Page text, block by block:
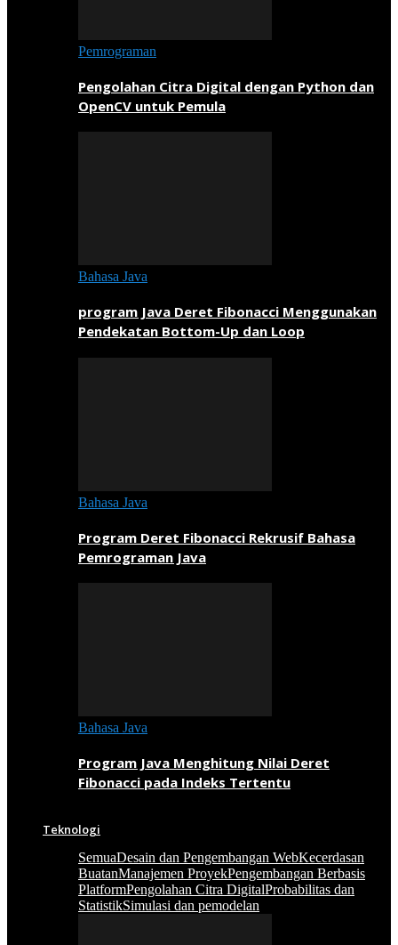
Pemrograman
Pengolahan Citra Digital dengan Python dan
OpenCV untuk Pemula
Bahasa Java
program Java Deret Fibonacci Menggunakan
Pendekatan Bottom-Up dan Loop
Bahasa Java
Program Deret Fibonacci Rekrusif Bahasa
Pemrograman Java
Bahasa Java
Program Java Menghitung Nilai Deret
Fibonacci pada Indeks Tertentu
Teknologi
SemuaDesain dan Pengembangan WebKecerdasan
BuatanManajemen ProyekPengembangan Berbasis
PlatformPengolahan Citra DigitalProbabilitas dan
StatistikSimulasi dan pemodelan